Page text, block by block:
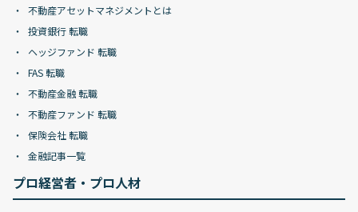
不動産アセットマネジメントとは
投資銀行 転職
ヘッジファンド 転職
FAS 転職
不動産金融 転職
不動産ファンド 転職
保険会社 転職
金融記事一覧
プロ経営者・プロ人材